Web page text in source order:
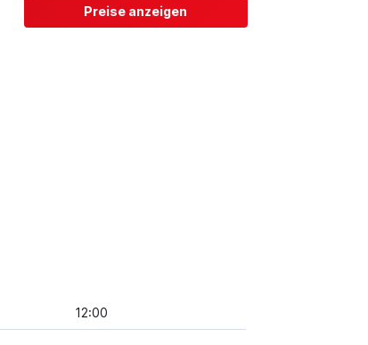
Preise anzeigen
12:00